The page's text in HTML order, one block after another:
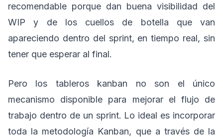
recomendable porque dan buena visibilidad del
WIP y de los cuellos de botella que van
apareciendo dentro del sprint, en tiempo real, sin
tener que esperar al final.
Pero los tableros kanban no son el único
mecanismo disponible para mejorar el flujo de
trabajo dentro de un sprint. Lo ideal es incorporar
toda la metodología Kanban, que a través de la